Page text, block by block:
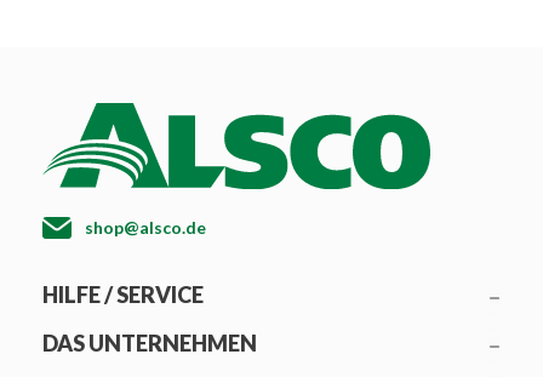
shop@alsco.de
HILFE / SERVICE
DAS UNTERNEHMEN